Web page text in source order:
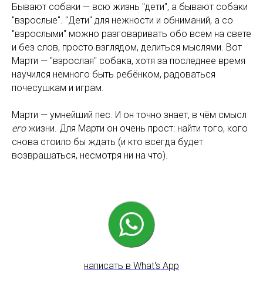
Бывают собаки — всю жизнь "дети", а бывают собаки
"взрослые". "Дети" для нежности и обниманий, а со
"взрослыми" можно разговаривать обо всем на свете
и без слов, просто взглядом, делиться мыслями. Вот
Марти — "взрослая" собака, хотя за последнее время
научился немного быть ребёнком, радоваться
почесушкам и играм.
Марти — умнейший пес. И он точно знает, в чём смысл
его жизни. Для Марти он очень прост: найти того, кого
снова стоило бы ждать (и кто всегда будет
возврашаться, несмотря ни на что).
написать в What's App